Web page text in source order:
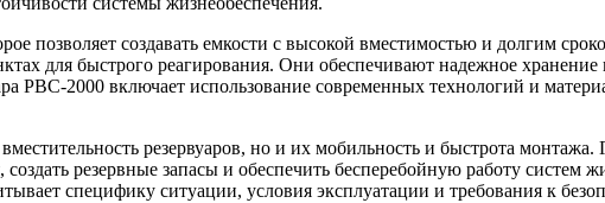
позволяет создавать емкости с высокой вместимостью и долгим
для быстрого реагирования. Они обеспечивают надежное
РВС-2000 включает использование современных технологий и
резервуаров, но и их мобильность и быстрота
резервные запасы и обеспечить бесперебойную работу систем
специфику ситуации, условия эксплуатации и требования к